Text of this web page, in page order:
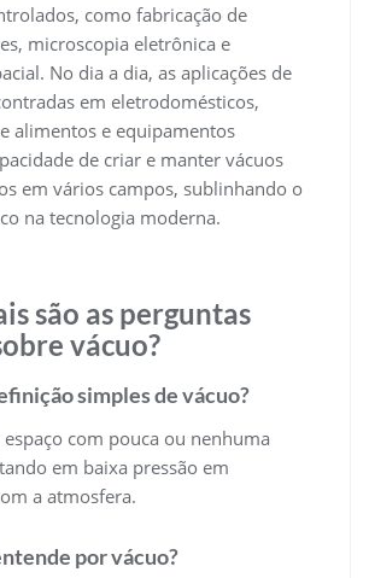
como fabricação de
microscopia eletrônica e
No dia a dia, as aplicações de
em eletrodomésticos,
alimentos e equipamentos
de criar e manter vácuos
em vários campos, sublinhando o
na tecnologia moderna.
são as perguntas
vácuo?
simples de vácuo?
com pouca ou nenhuma
em baixa pressão em
a atmosfera.
por vácuo?